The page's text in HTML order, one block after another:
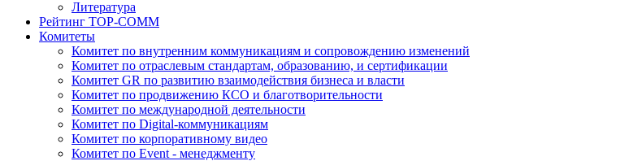
Литература
Рейтинг TOP-COMM
Комитеты
Комитет по внутренним коммуникациям и сопровождению изменений
Комитет по отраслевым стандартам, образованию, и сертификации
Комитет GR по развитию взаимодействия бизнеса и власти
Комитет по продвижению КСО и благотворительности
Комитет по международной деятельности
Комитет по Digital-коммуникациям
Комитет по корпоративному видео
Комитет по Event - менеджменту